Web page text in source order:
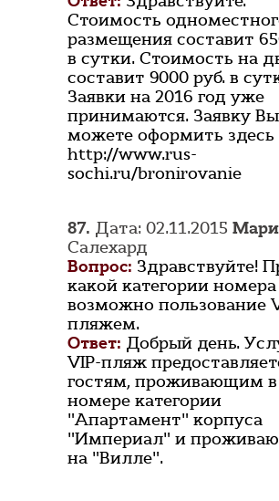
Стоимость
размещения составит
в сутки. Стоимость на
составит 9000 руб. в
Заявки на 2016 год уже
принимаются. Заявку Вы
можете оформить здесь
http://www.rus-
sochi.ru/bronirovanie
87. Дата: 02.11.2015
Салехард
Вопрос: Здравствуйте!
какой категории номера
возможно пользование
пляжем.
Ответ: Добрый день.
VIP-пляж
гостям, проживающим в
номере категории
"Апартамент" корпуса
"Империал" и
на "Вилле".